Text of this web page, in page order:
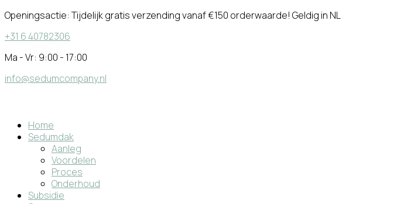
Openingsactie: Tijdelijk gratis verzending vanaf €150 orderwaarde! Geldig in NL
+31 6 40782306
Ma - Vr: 9:00 - 17:00
info@sedumcompany.nl
Home
Sedumdak
Aanleg
Voordelen
Proces
Onderhoud
Subsidie